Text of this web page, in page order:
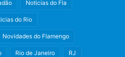
Noticias do Fla
do Rio
Novidades do Flamengo
Rio de Janeiro RJ